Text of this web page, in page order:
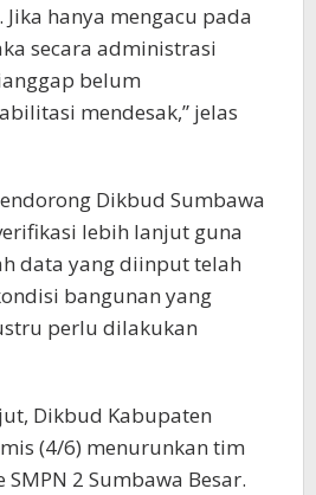
hanya mengacu pada
secara administrasi
belum
mendesak,” jelas
Dikbud Sumbawa
lebih lanjut guna
data yang diinput telah
bangunan yang
perlu dilakukan
Dikbud Kabupaten
(4/6) menurunkan tim
2 Sumbawa Besar.